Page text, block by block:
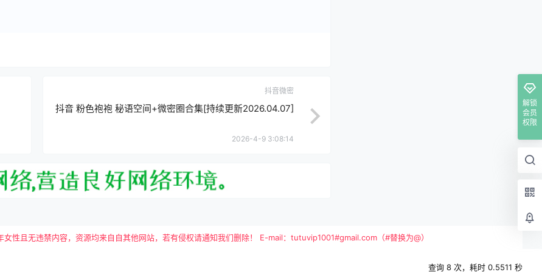
抖音微密
抖音 粉色袍袍 秘语空间+微密圈合集[持续更新2026.04.07]
2026-4-9 3:08:14
解锁
会员
权限
性且无违禁内容，资源均来自自其他网站，若有侵权请通知我们删除！ E-mail：tutuvip1001#gmail.com（#替换为@）
查询 8 次，耗时 0.5511 秒